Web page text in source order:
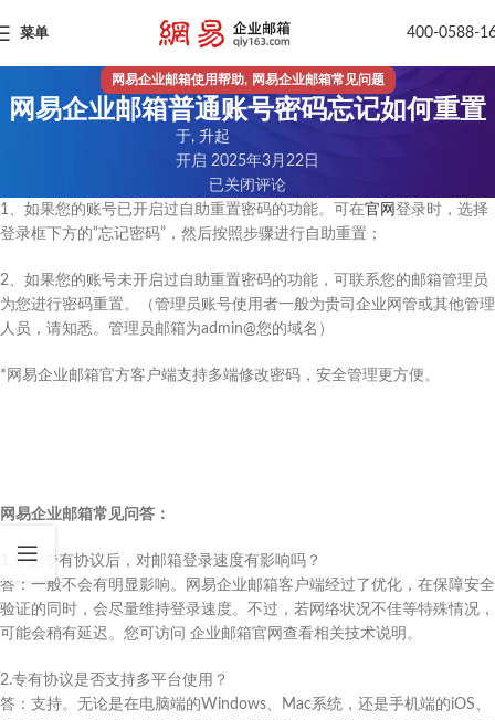
菜单 400-0588-
网易企业邮箱使用帮助, 网易企业邮箱常见问题
网易企业邮箱普通账号密码忘记如何重置
于, 升起
开启 2025年3月22日
已关闭评论
1、如果您的账号已开启过自助重置密码的功能。可在官网 登录时，选择
登录框下方的“忘记密码”，然后按照步骤进行自助重置；
2、如果您的账号未开启过自助重置密码的功能，可联系您的邮箱管理员
为您进行密码重置。（管理员账号使用者一般为贵司企业网管或其他管理
人员，请知悉。管理员邮箱为admin@您的域名）
*网易企业邮箱官方客户端支持多端修改密码，安全管理更方便。
网易企业邮箱常见问答：
1.开启专有协议后，对邮箱登录速度有影响吗？
答：一般不会有明显影响。网易企业邮箱客户端经过了优化，在保障安全
验证的同时，会尽量维持登录速度。不过，若网络状况不佳等特殊情况，
可能会稍有延迟。您可访问 企业邮箱官网查看相关技术说明。
2.专有协议是否支持多平台使用？
答：支持。无论是在电脑端的Windows、Mac系统，还是手机端的iOS、